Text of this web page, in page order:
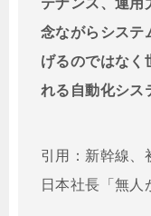
テナンス、運用
念ながらシステ
げるのではなく
れる自動化シス
引用：新幹線
日本社長「無人